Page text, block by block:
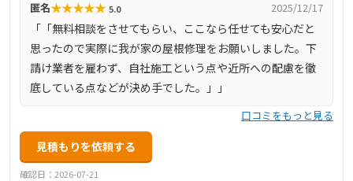
匿名★★★★★ 5.0 2025/12/17
「「無料相談をさせてもらい、ここなら任せても安心だと
思ったので実際に我が家の屋根修理をお願いしました。下
請け業者を雇わず、自社施工という点や近所への配慮を徹
底している点などが決め手でした。」」
口コミをもっと見る
見積もりを依頼する
確認日：2026-07-21